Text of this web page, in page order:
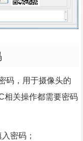
码，用于摄像头的
相关操作都需要密码
密码；